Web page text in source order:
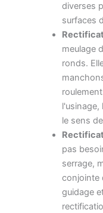
diverses
surfaces
meulage
ronds.
l'usinage,
le sens
pas
serrage,
conjointe
guidage